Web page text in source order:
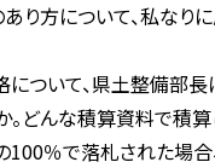
り方について、私なり
ついて、県土整備部長
どんな積算資料で積
％で落札された場合